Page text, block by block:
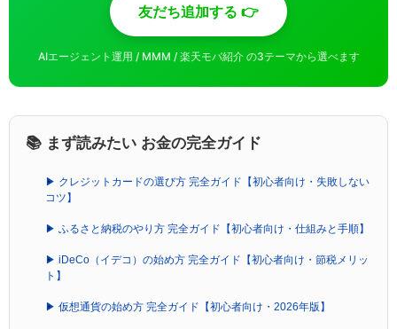
友だち追加する 👉
AIエージェント運用 / MMM / 楽天モバ紹介 の3テーマから選べます
📚 まず読みたい お金の完全ガイド
▶ クレジットカードの選び方 完全ガイド【初心者向け・失敗しない
コツ】
▶ ふるさと納税のやり方 完全ガイド【初心者向け・仕組みと手順】
▶ iDeCo（イデコ）の始め方 完全ガイド【初心者向け・節税メリッ
ト】
▶ 仮想通貨の始め方 完全ガイド【初心者向け・2026年版】